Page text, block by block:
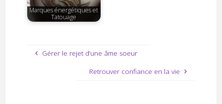
Marques énergétiques et
Tatouage
Gérer le rejet d’une âme soeur
Retrouver confiance en la vie